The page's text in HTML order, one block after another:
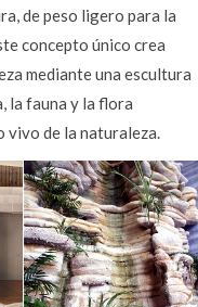
de peso ligero para la
concepto único crea
mediante una escultura
la fauna y la flora
de la naturaleza.